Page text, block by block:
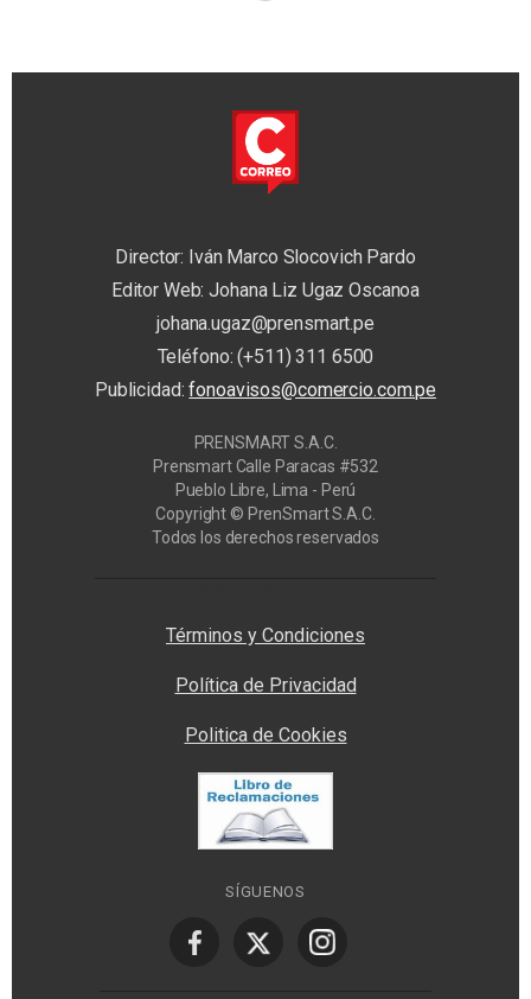
Director: Iván Marco Slocovich Pardo
Editor Web: Johana Liz Ugaz Oscanoa
johana.ugaz@prensmart.pe
Teléfono: (+511) 311 6500
Publicidad:fonoavisos@comercio.com.pe
PRENSMART S.A.C.
Prensmart Calle Paracas #532
Pueblo Libre, Lima - Perú
Copyright © PrenSmart S.A.C.
Todos los derechos reservados
Términos y Condiciones
Política de Privacidad
Politica de Cookies
SÍGUENOS